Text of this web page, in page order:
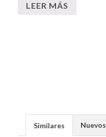
LEER MÁS
Similares Nuevos